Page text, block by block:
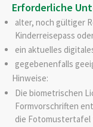
Erforderliche
alter, noch gültiger
Kinderreisepass
ein aktuelles
gegebenenfalls
Hinweise:
Die biometrischen
Formvorschriften
die Fotomustertafel